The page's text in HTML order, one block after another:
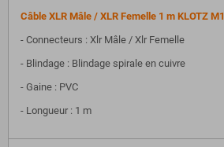
Câble XLR Mâle / XLR Femelle 1 m KLOTZ M1
- Connecteurs : Xlr Mâle / Xlr Femelle
- Blindage : Blindage spirale en cuivre
- Gaine : PVC
- Longueur : 1 m